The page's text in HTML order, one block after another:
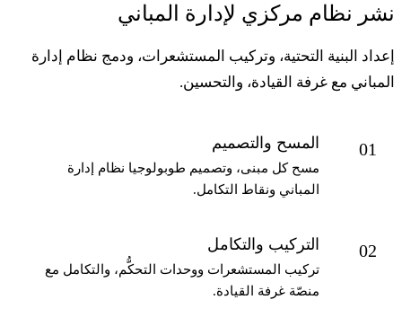
نظام مركزي لإدارة المباني
البنية التحتية، وتركيب المستشعرات، ودمج نظام إدارة
مع غرفة القيادة، والتحسين.
01 المسح والتصميم
مسح كل مبنى، وتصميم طوبولوجيا نظام إدارة
المباني ونقاط التكامل.
02 التركيب والتكامل
تركيب المستشعرات ووحدات التحكُّم، والتكامل مع
منصّة غرفة القيادة.